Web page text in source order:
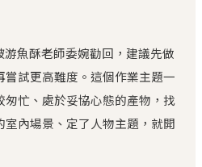
游魚酥老師委婉勸回，建議先做
嘗試更高難度。這個作業主題一
匆忙、處於妥協心態的產物，找
室內場景、定了人物主題，就開